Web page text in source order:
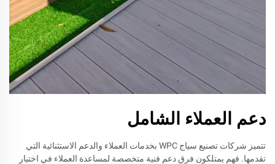
دعم العملاء الشامل
تتميز شركات تصنيع سياج WPC بخدمات العملاء والدعم الاستثنائية التي
تقدمها. فهم يمتلكون فرق دعم فنية متخصصة لمساعدة العملاء في اختيار